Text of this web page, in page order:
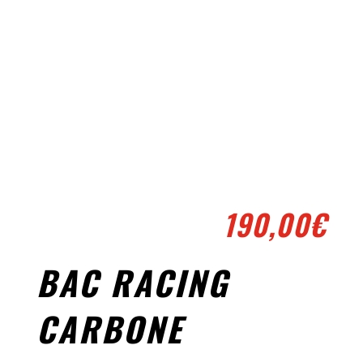
190,00€
BAC RACING
CARBONE